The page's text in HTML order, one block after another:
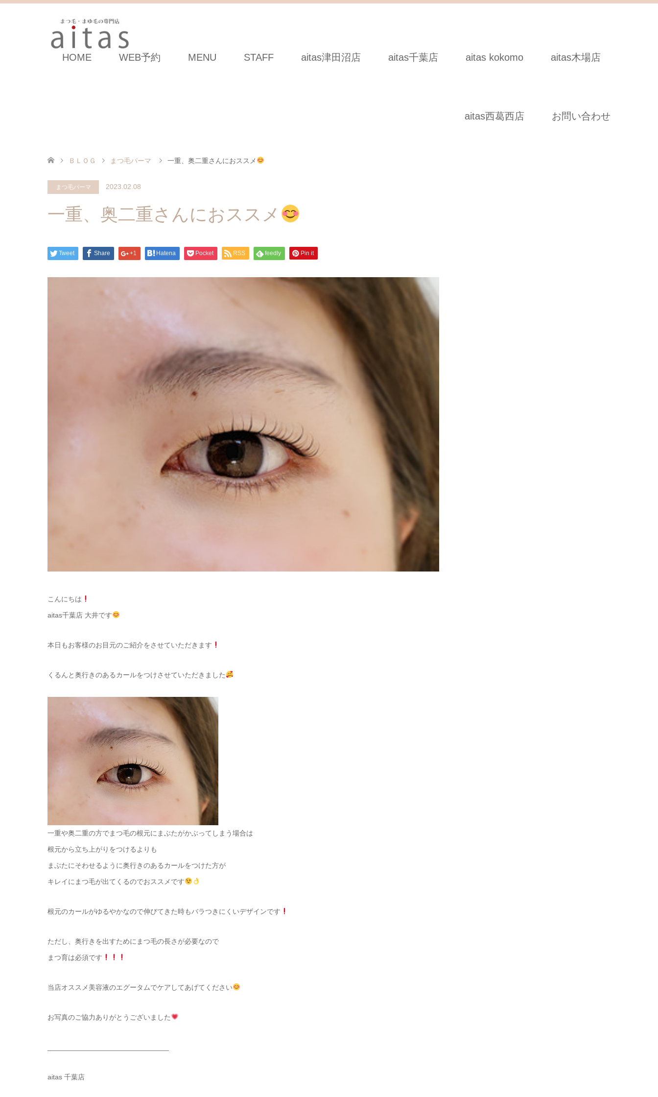
HOME WEB予約 MENU STAFF aitas津田沼店 aitas千葉店 aitas kokomo aitas木場店
aitas西葛西店 お問い合わせ
ＢＬＯＧ まつ毛パーマ 一重、奥二重さんにおススメ
まつ毛パーマ 2023.02.08
一重、奥二重さんにおススメ
Tweet Share +1 Hatena Pocket RSS feedly Pin it
こんにちは
aitas千葉店 大井です
本日もお客様のお目元のご紹介をさせていただきます
くるんと奥行きのあるカールをつけさせていただきました
一重や奥二重の方でまつ毛の根元にまぶたがかぶってしまう場合は
根元から立ち上がりをつけるよりも
まぶたにそわせるように奥行きのあるカールをつけた方が
キレイにまつ毛が出てくるのでおススメです
根元のカールがゆるやかなので伸びてきた時もバラつきにくいデザインです
ただし、奥行きを出すためにまつ毛の長さが必要なので
まつ育は必須です
当店オススメ美容液のエグータムでケアしてあげてください
お写真のご協力ありがとうございました
aitas 千葉店